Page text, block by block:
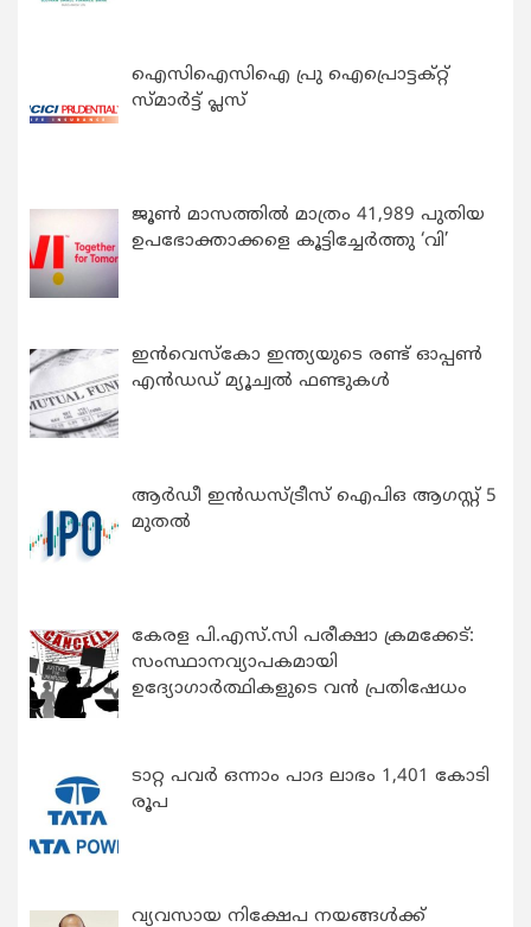
ഐസിഐസിഐ പ്രു ഐപ്രൊട്ടക്റ്റ്
സ്മാർട്ട് പ്ലസ്
ജൂൺ മാസത്തിൽ മാത്രം 41,989 പുതിയ
ഉപഭോക്താക്കളെ കൂട്ടിച്ചേർത്തു ‘വി’
ഇന്‍വെസ്കോ ഇന്ത്യയുടെ രണ്ട് ഓപ്പണ്‍
എന്‍ഡഡ് മ്യൂച്വല്‍ ഫണ്ടുകള്‍
ആർഡീ ഇൻഡസ്ട്രീസ് ഐപിഒ ആഗസ്റ്റ് 5
മുതൽ
കേരള പി.എസ്.സി പരീക്ഷാ ക്രമക്കേട്:
സംസ്ഥാനവ്യാപകമായി
ഉദ്യോഗാര്‍ത്ഥികളുടെ വന്‍ പ്രതിഷേധം
ടാറ്റ പവർ ഒന്നാം പാദ ലാഭം 1,401 കോടി
രൂപ
വ്യവസായ നിക്ഷേപ നയങ്ങള്‍ക്ക്